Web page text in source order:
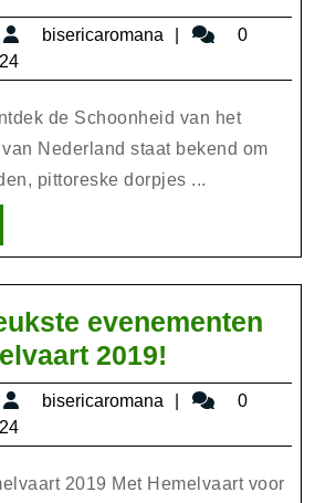
de
van
Zuid-
Nederland:
Ontdek
Schatten
van
het
Zuiden
27
juni
bisericaromana bisericaromana
0
de Schoonheid van het
Nederland staat bekend om
pittoreske dorpjes ...
evenementen
2019!
de
leukste
tijdens
03
juni
bisericaromana bisericaromana
0
2019 Met Hemelvaart voor